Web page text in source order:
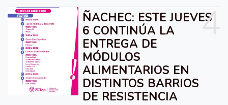
4
ÑACHEC: ESTE JUEVES
6 CONTINÚA LA
ENTREGA DE
MÓDULOS
ALIMENTARIOS EN
DISTINTOS BARRIOS
DE RESISTENCIA